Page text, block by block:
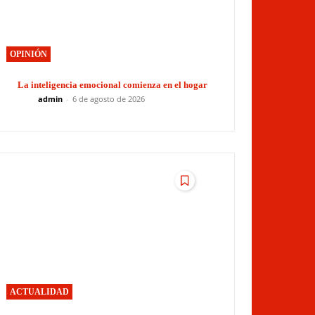
OPINIÓN
La inteligencia emocional comienza en el hogar
admin - 6 de agosto de 2026
ACTUALIDAD